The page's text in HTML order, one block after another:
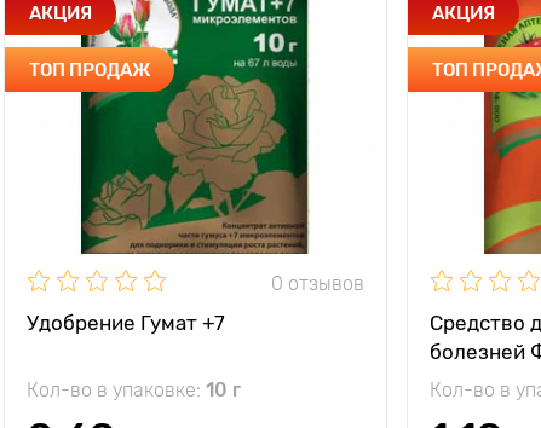
АКЦИЯ
ТОП ПРОДАЖ
0 отзывов
Удобрение Гумат +7
Кол-во в упаковке: 10 г
АКЦИЯ
ТОП
Средство
болезней
Кол-во в